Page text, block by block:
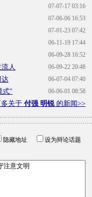
07-07-17 03:16
07-06-06 16:53
07-01-23 07:42
06-11-19 17:44
06-09-28 16:52
06-09-22 20:48
人
06-07-04 07:40
达
06-06-01 08:58
式"
关于 付强 明锐的新闻>>
隐藏地址
设为辩论话题